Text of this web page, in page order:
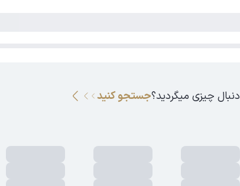
دنبال چیزی میگردید؟جستجو کنید